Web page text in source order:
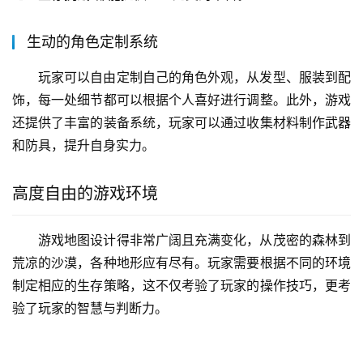
生动的角色定制系统
玩家可以自由定制自己的角色外观，从发型、服装到配
饰，每一处细节都可以根据个人喜好进行调整。此外，游戏
还提供了丰富的装备系统，玩家可以通过收集材料制作武器
和防具，提升自身实力。
高度自由的游戏环境
游戏地图设计得非常广阔且充满变化，从茂密的森林到
荒凉的沙漠，各种地形应有尽有。玩家需要根据不同的环境
制定相应的生存策略，这不仅考验了玩家的操作技巧，更考
验了玩家的智慧与判断力。